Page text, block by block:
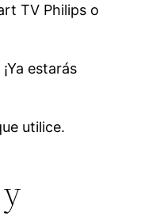
TV Philips o
estarás
utilice.